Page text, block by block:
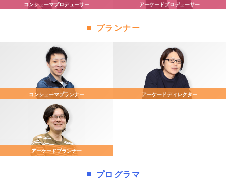
コンシューマプロデューサー アーケードプロデューサー
プランナー
コンシューマプランナー アーケードディレクター
アーケードプランナー
プログラマ